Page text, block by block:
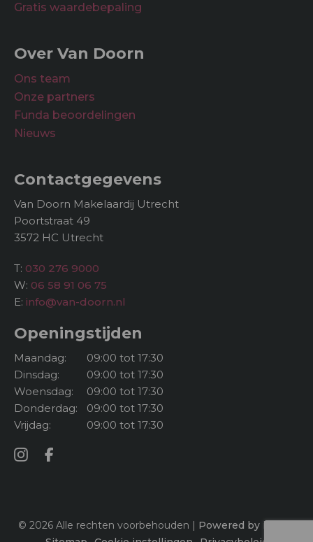
Gratis waardebepaling
Over Van Doorn
Ons team
Onze partners
Funda beoordelingen
Nieuws
Contactgegevens
Van Doorn Makelaardij Utrecht
Poortstraat 49
3572 HC Utrecht
T: 030 276 9000
W: 06 58 91 06 75
E: info@van-doorn.nl
Openingstijden
Maandag:
09:00 tot 17:30
Dinsdag:
09:00 tot 17:30
Woensdag:
09:00 tot 17:30
Donderdag:
09:00 tot 17:30
Vrijdag:
09:00 tot 17:30
© 2026 Alle rechten voorbehouden | Powered by iClicks